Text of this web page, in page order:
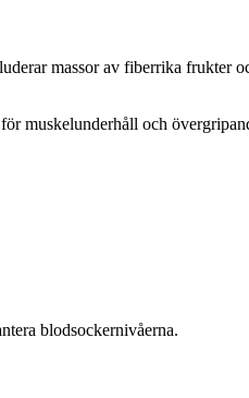
massor av fiberrika frukter
och
blodsockernivåerna.